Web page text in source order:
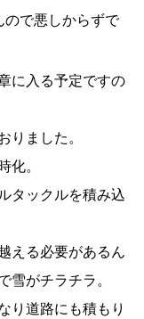
で悪しからずで
に入る予定ですの
ました。
。
タックルを積み込
える必要があるん
がチラチラ。
り道路にも積もり